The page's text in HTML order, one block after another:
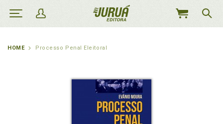
MEU
HOME Processo Penal Eleitoral